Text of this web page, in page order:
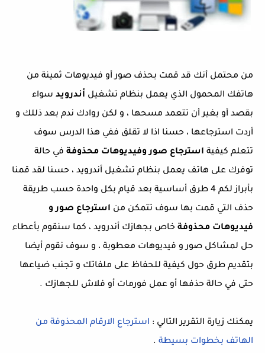
من محتمل أنك قد قمت بحذف صور أو فيديوهات ثمينة من
هاتفك المحمول الذي يعمل بنظام تشغيل أندرويد سواء
بقصد أو بغير أن تتعمد مسحها ، و لكن روادك ندم بعد ذللك و
أردت استرجاعها ، حسنا اذا لا تقلق ففي هذا الدرس سوف
تتعلم كيفية استرجاع صور وفيديوهات محذوفة في حالة
توفرك على هاتف يعمل بنظام تشغيل أندرويد ، حسنا لقد قمنا
بأبراز لكم 4 طرق أساسية بعد قيام بكل واحدة حسب طريقة
حذف التي قمت بها سوف تتمكن من استرجاع صور و
فيديوهات محذوفة خاص بجهازك أندرويد ، كما سنقوم بأعطاء
حل لمشاكل صور و فيديوهات معطوبة ، و سوف نقوم أيضا
بتقديم طرق حول كيفية للحفاظ على ملفاتك و تجنب ضياعها
حتى في حالة حذفها أو عمل فورمات أو فلاش للجهازك .
يمكنك زيارة التقرير التالي : استرجاع الارقام المحذوفة من
الهاتف بخطوات بسيطة .